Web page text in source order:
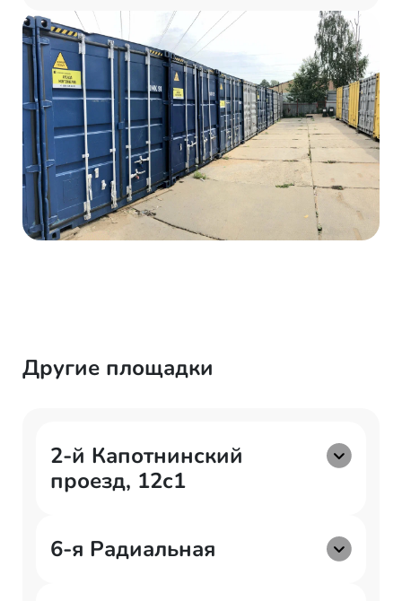
Другие площадки
2-й Капотнинский
проезд, 12с1
6-я Радиальная